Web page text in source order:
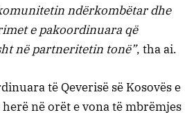
ndërkombëtar dhe
e pakoordinuara që
në partneritetin tonë”, tha ai.
të Qeverisë së Kosovës e
në orët e vona të mbrëmjes